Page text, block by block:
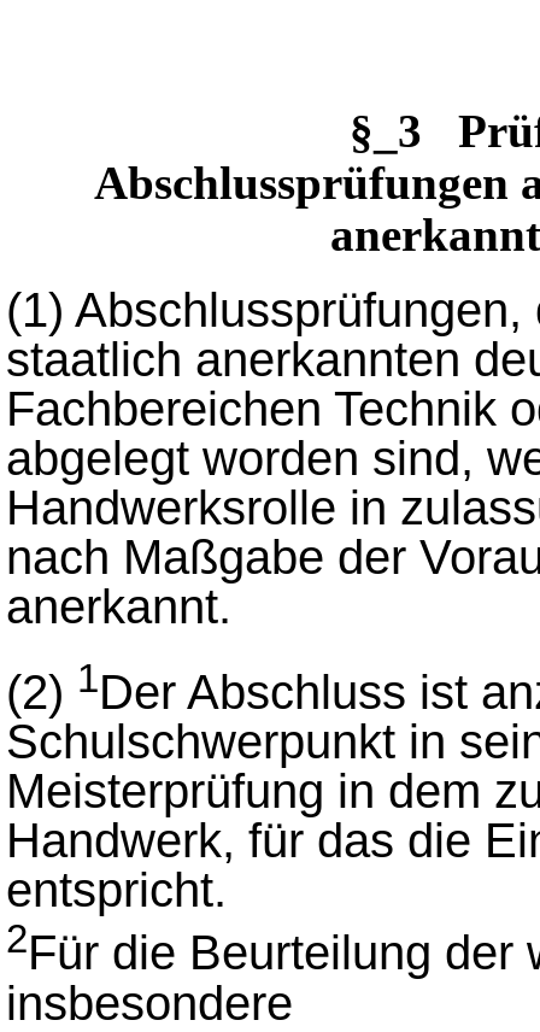
§_3
Abschlussprüfungen
(1)
staatlich anerkannten
Fachbereichen Technik
abgelegt worden sind,
Handwerksrolle in
nach Maßgabe der
anerkannt.
(2) 1Der Abschluss ist
Schulschwerpunkt in
Meisterprüfung in dem
Handwerk, für das die
entspricht.
2Für die Beurteilung der
insbesondere